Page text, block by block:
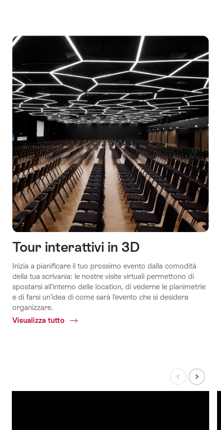
Tour interattivi in 3D
Inizia a pianificare il tuo prossimo evento dalla comodità
della tua scrivania: le nostre visite virtuali permettono di
spostarsi all’interno delle location, di vederne le planimetrie
e di farsi un’idea di come sarà l’evento che si desidera
organizzare.
Visualizza tutto
Common.Of
Visualizza
slide
Visualizza
prossima